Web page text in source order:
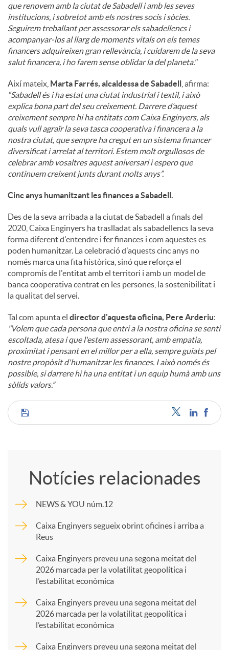
que renovem amb la ciutat de Sabadell i amb les seves
institucions, i sobretot amb els nostres socis i sòcies.
Seguirem treballant per assessorar els sabadellencs i
acompanyar-los al llarg de moments vitals on els temes
financers adquireixen gran rellevància, i cuidarem de la seva
salut financera, i ho farem sense oblidar la del planeta."
Així mateix, Marta Farrés, alcaldessa de Sabadell , afirma:
“Sabadell és i ha estat una ciutat industrial i textil, i això
explica bona part del seu creixement. Darrere d’aquest
creixement sempre hi ha entitats com Caixa Enginyers, als
quals vull agraïr la seva tasca cooperativa i financera a la
nostra ciutat, que sempre ha cregut en un sistema financer
diversificat i arrelat al territori. Estem molt orgullosos de
celebrar amb vosaltres aquest aniversari i espero que
continuem creixent junts durant molts anys”.
Cinc anys humanitzant les finances a Sabadell.
Des de la seva arribada a la ciutat de Sabadell a finals del
2020, Caixa Enginyers ha traslladat als sabadellencs la seva
forma diferent d'entendre i fer finances i com aquestes es
poden humanitzar. La celebració d'aquests cinc anys no
només marca una fita històrica, sinó que reforça el
compromís de l'entitat amb el territori i amb un model de
banca cooperativa centrat en les persones, la sostenibilitat i
la qualitat del servei.
Tal com apunta el director d'aquesta oficina, Pere Arderiu:
"Volem que cada persona que entri a la nostra oficina se senti
escoltada, atesa i que l'estem assessorant, amb empatia,
proximitat i pensant en el millor per a ella, sempre guiats pel
nostre propòsit d'humanitzar les finances. I això només és
possible, si darrere hi ha una entitat i un equip humà amb uns
sòlids valors.”
C
p
a
Notícies relacionades
NEWS & YOU núm.12
Caixa Enginyers segueix obrint oficines i arriba a
Reus
Caixa Enginyers preveu una segona meitat del
2026 marcada per la volatilitat geopolítica i
l’estabilitat econòmica
Caixa Enginyers preveu una segona meitat del
2026 marcada per la volatilitat geopolítica i
l’estabilitat econòmica
Caixa Enginyers preveu una segona meitat del